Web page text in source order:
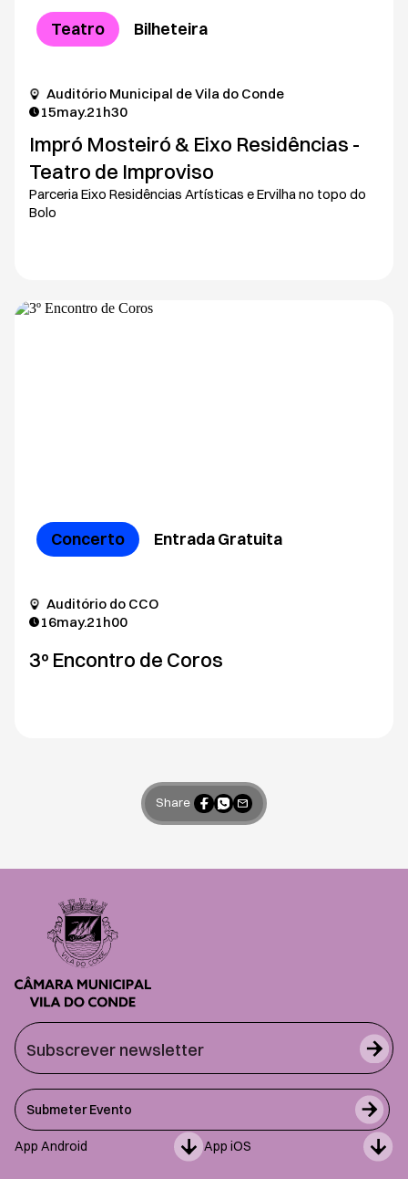
Teatro Bilheteira
Auditório Municipal de Vila do Conde
15may.21h30
Impró Mosteiró & Eixo Residências -
Teatro de Improviso
Parceria Eixo Residências Artísticas e Ervilha no topo do
Bolo
Concerto Entrada Gratuita
Auditório do CCO
16may.21h00
3º Encontro de Coros
Share
Submeter Evento
App Android App iOS